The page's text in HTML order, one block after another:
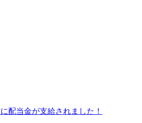
配当金が支給されました！